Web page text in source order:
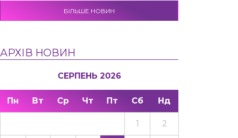
БІЛЬШЕ НОВИН
АРХІВ НОВИН
СЕРПЕНЬ 2026
Пн Вт Ср Чт Пт Сб Нд
1 2